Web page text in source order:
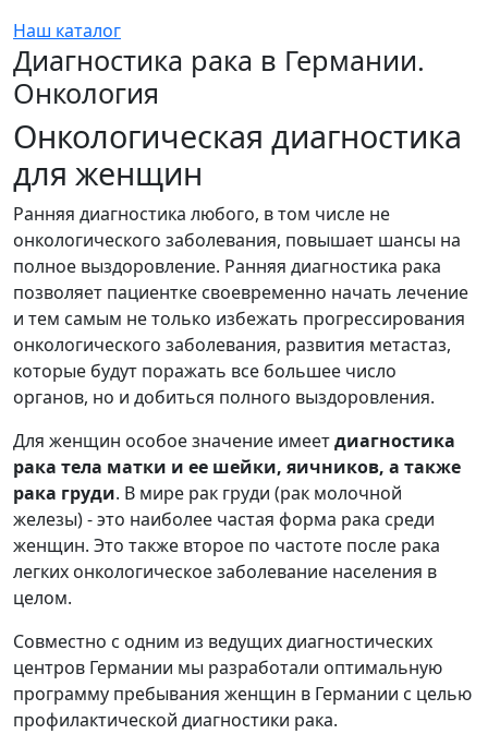
Наш каталог
Диагностика рака в Германии.
Онкология
Онкологическая диагностика
для женщин
Ранняя диагностика любого, в том числе не
онкологического заболевания, повышает шансы на
полное выздоровление. Ранняя диагностика рака
позволяет пациентке своевременно начать лечение
и тем самым не только избежать прогрессирования
онкологического заболевания, развития метастаз,
которые будут поражать все большее число
органов, но и добиться полного выздоровления.
Для женщин особое значение имеетдиагностика
рака тела матки и ее шейки, яичников, а также
рака груди. В мире рак груди (рак молочной
железы) - это наиболее частая форма рака среди
женщин. Это также второе по частоте после рака
легких онкологическое заболевание населения в
целом.
Совместно с одним из ведущих диагностических
центров Германии мы разработали оптимальную
программу пребывания женщин в Германии с целью
профилактической диагностики рака.